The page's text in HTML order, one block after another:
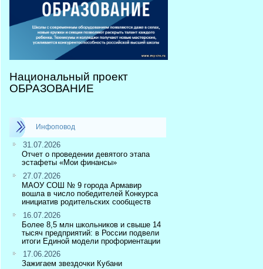
Национальный проект
ОБРАЗОВАНИЕ
Инфоповод
31.07.2026
Отчет о проведении девятого этапа
эстафеты «Мои финансы»
27.07.2026
МАОУ СОШ № 9 города Армавир
вошла в число победителей Конкурса
инициатив родительских сообществ
16.07.2026
Более 8,5 млн школьников и свыше 14
тысяч предприятий: в России подвели
итоги Единой модели профориентации
17.06.2026
Зажигаем звездочки Кубани